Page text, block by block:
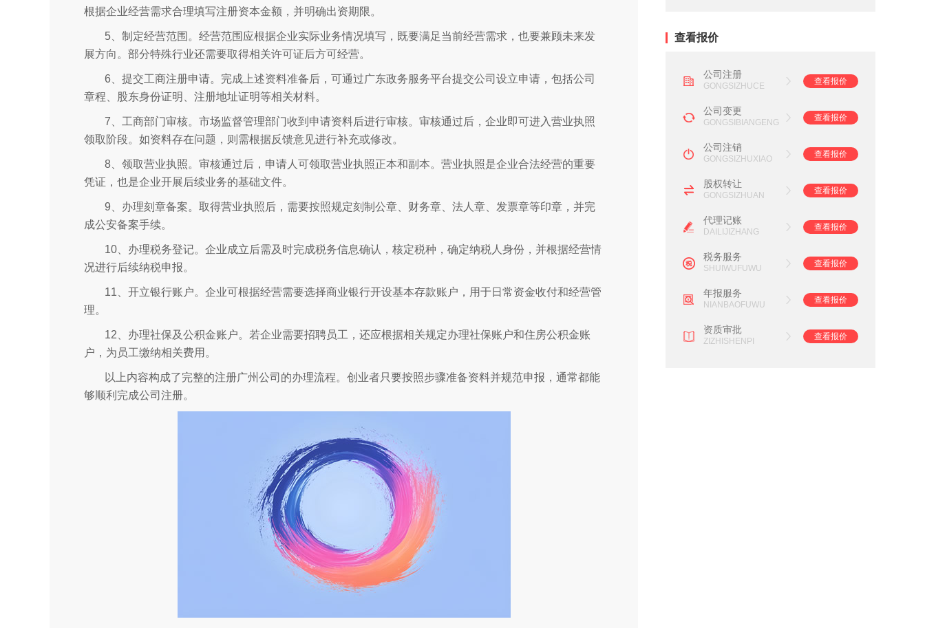
根据企业经营需求合理填写注册资本金额，并明确出资期限。
5、制定经营范围。经营范围应根据企业实际业务情况填写，既要满足当前经营需求，也要兼顾未来发
展方向。部分特殊行业还需要取得相关许可证后方可经营。
6、提交工商注册申请。完成上述资料准备后，可通过广东政务服务平台提交公司设立申请，包括公司
章程、股东身份证明、注册地址证明等相关材料。
7、工商部门审核。市场监督管理部门收到申请资料后进行审核。审核通过后，企业即可进入营业执照
领取阶段。如资料存在问题，则需根据反馈意见进行补充或修改。
8、领取营业执照。审核通过后，申请人可领取营业执照正本和副本。营业执照是企业合法经营的重要
凭证，也是企业开展后续业务的基础文件。
9、办理刻章备案。取得营业执照后，需要按照规定刻制公章、财务章、法人章、发票章等印章，并完
成公安备案手续。
10、办理税务登记。企业成立后需及时完成税务信息确认，核定税种，确定纳税人身份，并根据经营情
况进行后续纳税申报。
11、开立银行账户。企业可根据经营需要选择商业银行开设基本存款账户，用于日常资金收付和经营管
理。
12、办理社保及公积金账户。若企业需要招聘员工，还应根据相关规定办理社保账户和住房公积金账
户，为员工缴纳相关费用。
以上内容构成了完整的注册广州公司的办理流程。创业者只要按照步骤准备资料并规范申报，通常都能
够顺利完成公司注册。
查看报价
公司注册
GONGSIZHUCE
查看报价
公司变更
GONGSIBIANGENG
查看报价
公司注销
GONGSIZHUXIAO
查看报价
股权转让
GONGSIZHUAN
查看报价
代理记账
DAILIJIZHANG
查看报价
税务服务
SHUIWUFUWU
查看报价
年报服务
NIANBAOFUWU
查看报价
资质审批
ZIZHISHENPI
查看报价